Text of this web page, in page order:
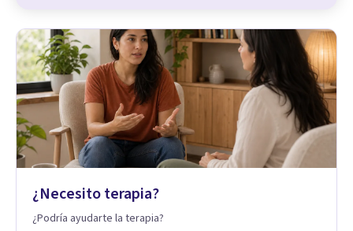
¿Necesito terapia?
¿Podría ayudarte la terapia?